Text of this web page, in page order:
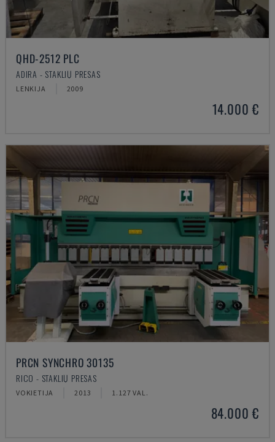
QHD-2512 PLC
ADIRA - STAKLIŲ PRESAS
LENKIJA 2009
14.000 €
PRCN SYNCHRO 30135
RICO - STAKLIŲ PRESAS
VOKIETIJA 2013 1.127 VAL.
84.000 €